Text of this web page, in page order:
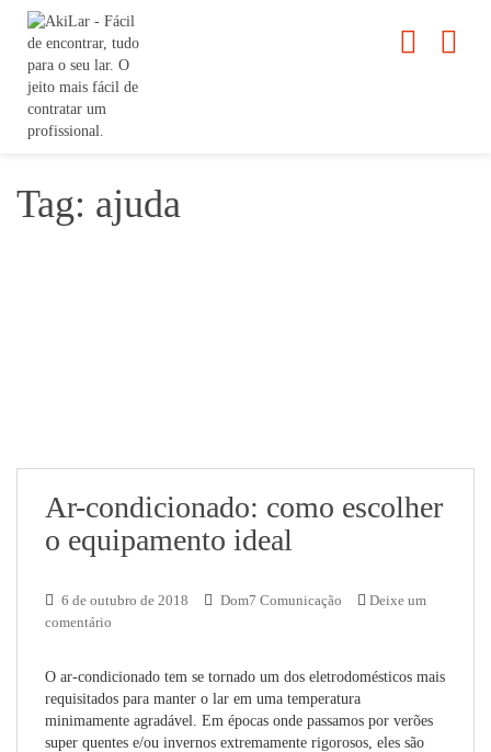
Tag: ajuda
Ar-condicionado: como escolher
o equipamento ideal
6 de outubro de 2018 Dom7 Comunicação
Deixe um
comentário
O ar-condicionado tem se tornado um dos eletrodomésticos mais
requisitados para manter o lar em uma temperatura
minimamente agradável. Em épocas onde passamos por verões
super quentes e/ou invernos extremamente rigorosos, eles são